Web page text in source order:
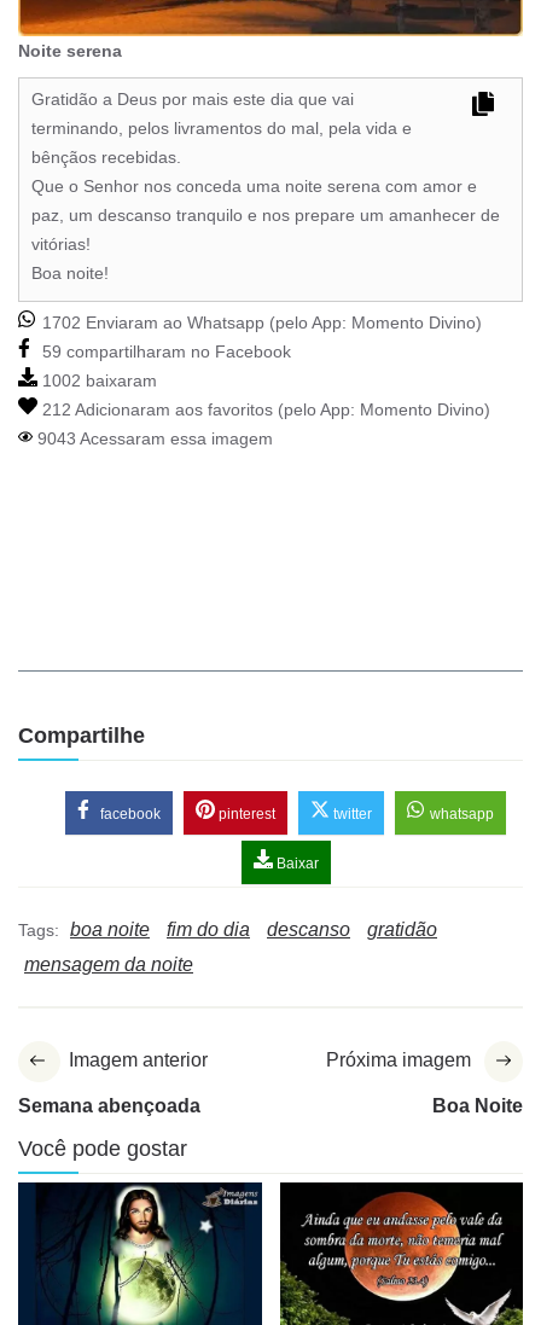
Noite serena
Gratidão a Deus por mais este dia que vai
terminando, pelos livramentos do mal, pela vida e
bênçãos recebidas.
Que o Senhor nos conceda uma noite serena com amor e
paz, um descanso tranquilo e nos prepare um amanhecer de
vitórias!
Boa noite!
1702 Enviaram ao Whatsapp (pelo App: Momento Divino)
59 compartilharam no Facebook
1002 baixaram
212 Adicionaram aos favoritos (pelo App: Momento Divino)
9043 Acessaram essa imagem
Compartilhe
facebook pinterest twitter whatsapp
Baixar
Tags: boa noite fim do dia descanso
gratidão
mensagem da noite
Imagem anterior
Semana abençoada
Próxima imagem
Boa Noite
Você pode gostar